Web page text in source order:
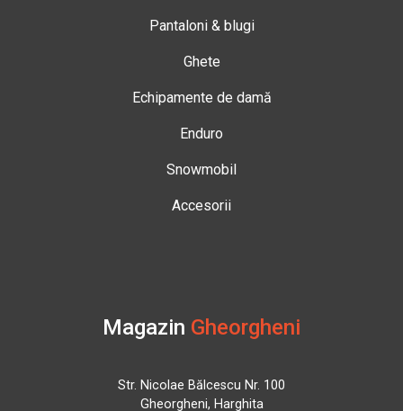
Pantaloni & blugi
Ghete
Echipamente de damă
Enduro
Snowmobil
Accesorii
Magazin Gheorgheni
Str. Nicolae Bălcescu Nr. 100
Gheorgheni, Harghita